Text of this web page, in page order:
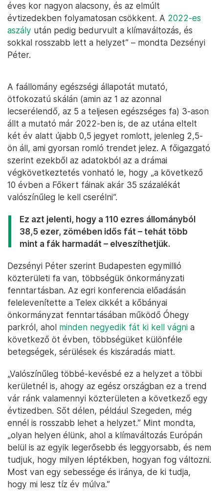
éves kor nagyon alacsony, és az elmúlt
évtizedekben folyamatosan csökkent. A 2022-es
aszály után pedig bedurvult a klímaváltozás, és
sokkal rosszabb lett a helyzet” – mondta Dezsényi
Péter.
A faállomány egészségi állapotát mutató,
ötfokozatú skálán (amin az 1 az azonnal
lecserélendő, az 5 a teljesen egészséges fa) 3-ason
állt a mutató már 2022-ben is, de az utána eltelt
két év alatt újabb 0,5 jegyet romlott, jelenleg 2,5-
ön áll, ami gyorsan romló trendet jelez. A főigazgató
szerint ezekből az adatokból az a drámai
végkövetkeztetés vonható le, hogy „a következő
10 évben a Főkert fáinak akár 35 százalékát
valószínűleg le kell cserélni”.
Ez azt jelenti, hogy a 110 ezres állományból
38,5 ezer, zömében idős fát – tehát több
mint a fák harmadát – elveszíthetjük.
Dezsényi Péter szerint Budapesten egymillió
közterületi fa van, többségük önkormányzati
fenntartásban. Az egri konferencia előadásán
felelevenítette a Telex cikkét a kőbányai
önkormányzat fenntartásában működő Óhegy
parkról, ahol minden negyedik fát ki kell vágni a
következő öt évben, többségüket különféle
betegségek, sérülések és kiszáradás miatt.
„Valószínűleg többé-kevésbé ez a helyzet a többi
kerületnél is, ahogy az egész országban ez a trend
vár ránk valamennyi közterületen a következő egy
évtizedben. Sőt délen, például Szegeden, még
ennél is rosszabb lehet a helyzet.” Mint mondta,
„olyan helyen élünk, ahol a klímaváltozás Európán
belül is az egyik legerősebb és leggyorsabb, és nem
tudjuk, hogy milyen léptékben, hogyan fog változni.
Most van egy sebessége és iránya, de ki tudja,
hogy mi lesz tíz év múlva.”